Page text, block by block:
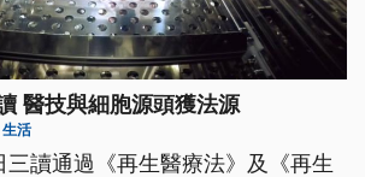
醫技與細胞源頭獲法源
生活
讀通過《再生醫療法》及《再生